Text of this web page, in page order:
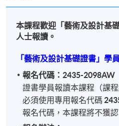
本課程歡迎「藝術及設計基
人士報讀。
「藝術及設計基礎證書」學
報名代碼：2435-2098AW
證書學員報讀本課程（課
必須使用專用報名代碼
報名代碼，本課程將不獲